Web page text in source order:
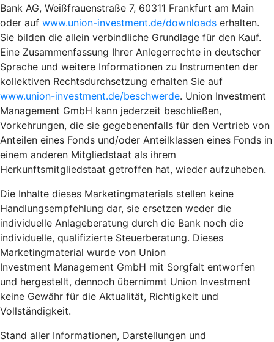
Bank AG, Weißfrauenstraße 7, 60311 Frankfurt am Main
oder auf www.union-investment.de/downloads erhalten.
Sie bilden die allein verbindliche Grundlage für den Kauf.
Eine Zusammenfassung Ihrer Anlegerrechte in deutscher
Sprache und weitere Informationen zu Instrumenten der
kollektiven Rechtsdurchsetzung erhalten Sie auf
www.union-investment.de/beschwerde. Union Investment
Management GmbH kann jederzeit beschließen,
Vorkehrungen, die sie gegebenenfalls für den Vertrieb von
Anteilen eines Fonds und/oder Anteilklassen eines Fonds in
einem anderen Mitgliedstaat als ihrem
Herkunftsmitgliedstaat getroffen hat, wieder aufzuheben.
Die Inhalte dieses Marketingmaterials stellen keine
Handlungsempfehlung dar, sie ersetzen weder die
individuelle Anlageberatung durch die Bank noch die
individuelle, qualifizierte Steuerberatung. Dieses
Marketingmaterial wurde von Union
Investment Management GmbH mit Sorgfalt entworfen
und hergestellt, dennoch übernimmt Union Investment
keine Gewähr für die Aktualität, Richtigkeit und
Vollständigkeit.
Stand aller Informationen, Darstellungen und